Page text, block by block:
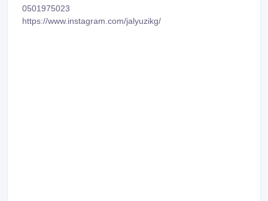
0501975023
https://www.instagram.com/jalyuzikg/